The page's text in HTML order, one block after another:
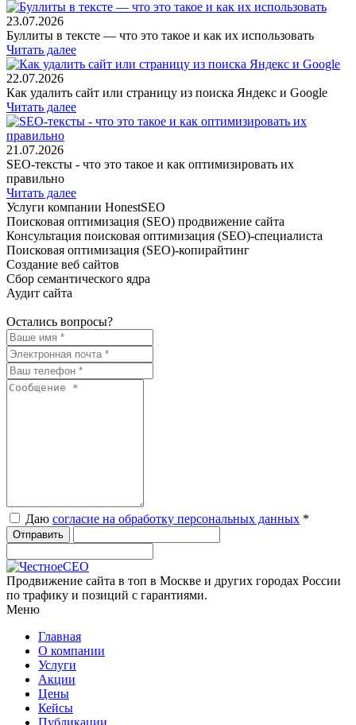
23.07.2026
Буллиты в тексте — что это такое и как их использовать
Читать далее
22.07.2026
Как удалить сайт или страницу из поиска Яндекс и Google
Читать далее
21.07.2026
SEO-тексты - что это такое и как оптимизировать их
правильно
Читать далее
Услуги компании HonestSEO
Поисковая оптимизация (SEO) продвижение сайта
Консультация поисковая оптимизация (SEO)-специалиста
Поисковая оптимизация (SEO)-копирайтинг
Создание веб сайтов
Сбор семантического ядра
Аудит сайта
Остались вопросы?
Даю согласие на обработку персональных данных *
Продвижение сайта в топ в Москве и других городах России
по трафику и позиций с гарантиями.
Меню
Главная
О компании
Услуги
Акции
Цены
Кейсы
Публикации